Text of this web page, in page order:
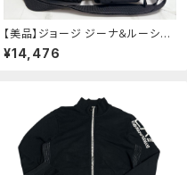
【美品】ジョージ ジーナ＆ルーシー
黒 ショルダーバッグ 2way ブラック
¥14,476